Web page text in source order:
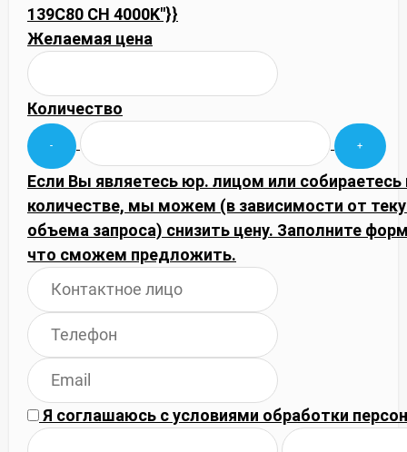
139C80 CH 4000K"}}
Желаемая цена
Количество
Если Вы являетесь юр. лицом или
количестве, мы можем (в зависимости от
объема запроса) снизить цену. Заполните
что сможем предложить.
Я соглашаюсь сусловиями обработки